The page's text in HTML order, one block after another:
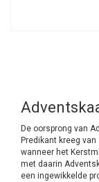
De oorsprong van
Predikant kreeg
wanneer het
met daarin
een ingewikkelde